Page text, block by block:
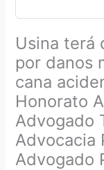
Usina terá
por danos
cana
Honorato
Advogado
Advocacia
Advogado